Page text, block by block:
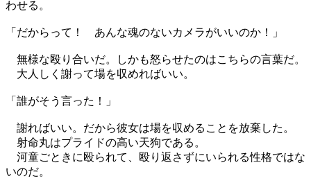
わせる。
「だからって！ あんな魂のないカメラがいいのか！」
無様な殴り合いだ。しかも怒らせたのはこちらの言葉だ。
大人しく謝って場を収めればいい。
「誰がそう言った！」
謝ればいい。だから彼女は場を収めることを放棄した。
射命丸はプライドの高い天狗である。
河童ごときに殴られて、殴り返さずにいられる性格ではな
いのだ。